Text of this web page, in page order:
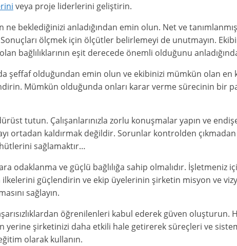
veya proje liderlerini geliştirin.
beklediğinizi anladığından emin olun. Net ve
ölçmek için ölçütler belirlemeyi de unutmayın.
bağlılıklarının eşit derecede önemli olduğunu
şeffaf olduğundan emin olun ve ekibinizi mümkün olan en
Mümkün olduğunda onları karar verme sürecinin bir
tutun. Çalışanlarınızla zorlu konuşmalar yapın ve
ortadan kaldırmak değildir. Sorunlar kontrolden
sağlamaktır…
odaklanma ve güçlü bağlılığa sahip olmalıdır. İşletmeniz
ilkelerini güçlendirin ve ekip üyelerinin şirketin misyon ve
sağlayın.
öğrenilenleri kabul ederek güven oluşturun.
yerine şirketinizi daha etkili hale getirerek süreçleri ve
olarak kullanın.